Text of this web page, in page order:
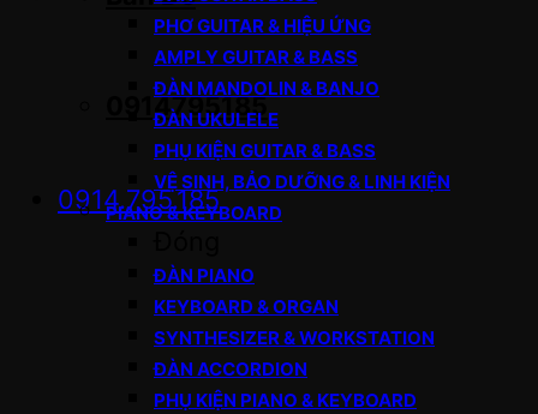
0914795185
0914.795.185
PHƠ GUITAR & HIỆU ỨNG
AMPLY GUITAR & BASS
ĐÀN MANDOLIN & BANJO
ĐÀN UKULELE
PHỤ KIỆN GUITAR & BASS
VỆ SINH, BẢO DƯỠNG & LINH KIỆN
PIANO & KEYBOARD
ĐÀN PIANO
KEYBOARD & ORGAN
SYNTHESIZER & WORKSTATION
ĐÀN ACCORDION
PHỤ KIỆN PIANO & KEYBOARD